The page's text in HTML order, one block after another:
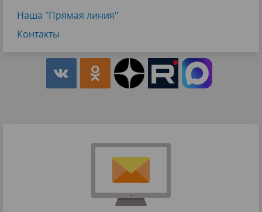
Наша "Прямая линия"
Контакты